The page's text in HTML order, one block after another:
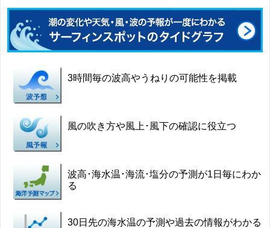
3時間毎の波高やうねりの可能性を掲載
風の吹き方や風上･風下の確認に役立つ
波高･海水温･海流･塩分の予測が1日毎にわか
る
30日先の海水温の予測や過去の情報がわかる